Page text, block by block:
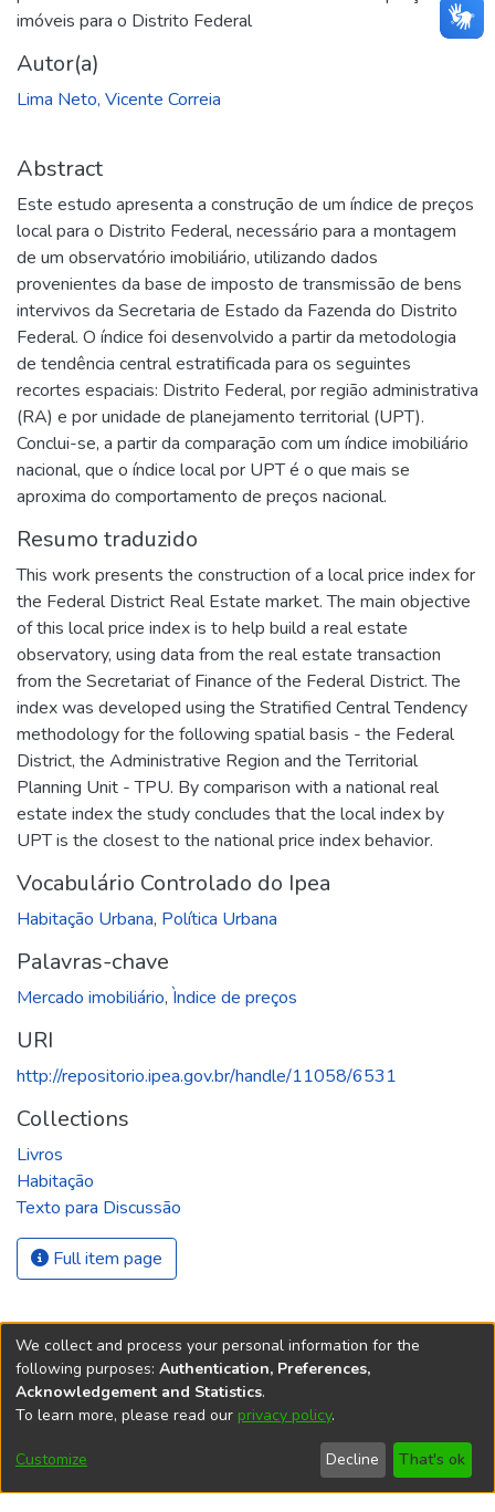
imóveis para o Distrito Federal
Autor(a)
Lima Neto, Vicente Correia
Abstract
Este estudo apresenta a construção de um índice de preços
local para o Distrito Federal, necessário para a montagem
de um observatório imobiliário, utilizando dados
provenientes da base de imposto de transmissão de bens
intervivos da Secretaria de Estado da Fazenda do Distrito
Federal. O índice foi desenvolvido a partir da metodologia
de tendência central estratificada para os seguintes
recortes espaciais: Distrito Federal, por região administrativa
(RA) e por unidade de planejamento territorial (UPT).
Conclui-se, a partir da comparação com um índice imobiliário
nacional, que o índice local por UPT é o que mais se
aproxima do comportamento de preços nacional.
Resumo traduzido
This work presents the construction of a local price index for
the Federal District Real Estate market. The main objective
of this local price index is to help build a real estate
observatory, using data from the real estate transaction
from the Secretariat of Finance of the Federal District. The
index was developed using the Stratified Central Tendency
methodology for the following spatial basis - the Federal
District, the Administrative Region and the Territorial
Planning Unit - TPU. By comparison with a national real
estate index the study concludes that the local index by
UPT is the closest to the national price index behavior.
Vocabulário Controlado do Ipea
Habitação Urbana, Política Urbana
Palavras-chave
Mercado imobiliário, Ìndice de preços
URI
http://repositorio.ipea.gov.br/handle/11058/6531
Collections
Livros
Habitação
Texto para Discussão
Full item page
REPOSITÓRIO DO
We collect and process your personal information for the
following purposes: Authentication, Preferences,
Acknowledgement and Statistics.
To learn more, please read our privacy policy.
Customize Decline That's ok